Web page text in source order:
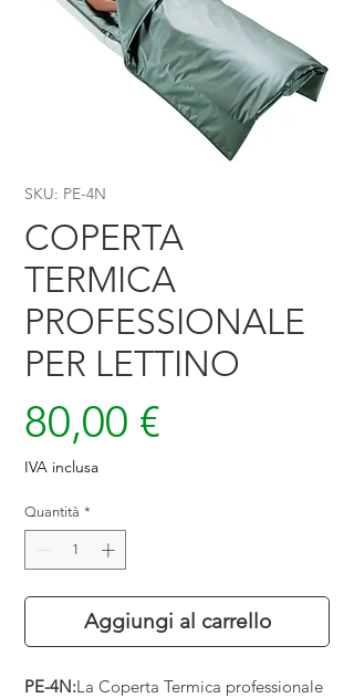
SKU: PE-4N
COPERTA
TERMICA
PROFESSIONALE
PER LETTINO
80,00 €
IVA inclusa
Quantità *
Aggiungi al carrello
PE-4N:La Coperta Termica professionale